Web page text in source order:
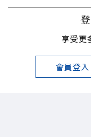
享受更
會員登入